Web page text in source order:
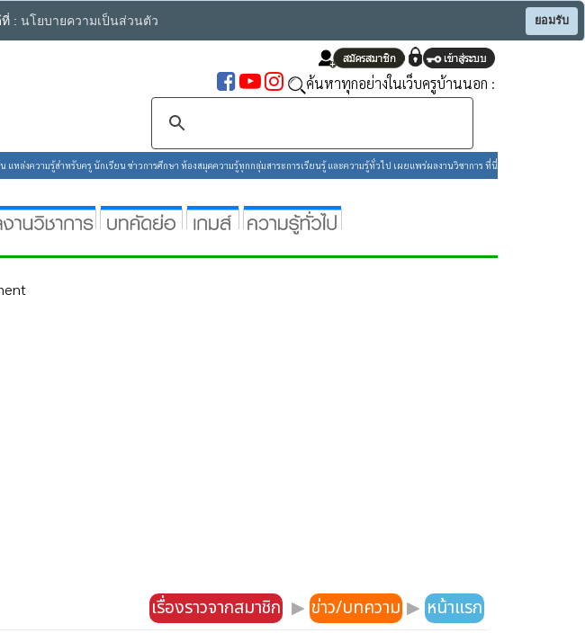
: นโยบายความเป็นส่วนตัว ยอมรับ
ค้นหาทุกอย่างในเว็บครูบ้านนอก :
แหล่งความรู้สำหรับครู นักเรียน ข่าวการศึกษา ห้องสมุดความรู้ทุกกลุ่มสาระการเรียนรู้ และความรู้ทั่วไป เผยแพร่ผลงานวิชาการ ที่นี่
เรื่องราวจากสมาชิก ▶ ข่าว/บทความ ▶ หน้าแรก